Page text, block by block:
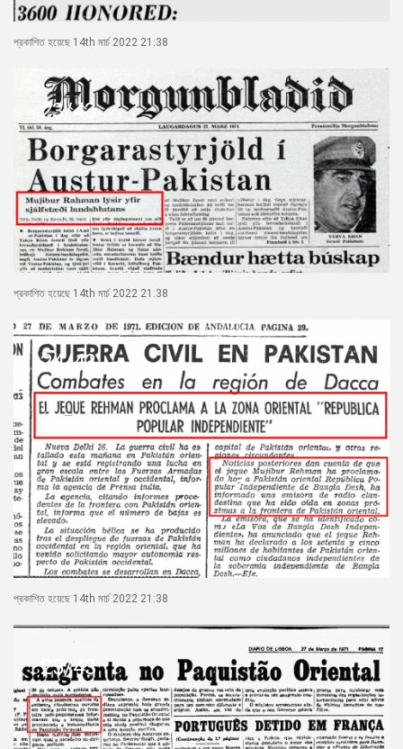
প্রকাশিত হয়েছে 14th মার্চ 2022 21:38
23/43
প্রকাশিত হয়েছে 14th মার্চ 2022 21:38
24/43
প্রকাশিত হয়েছে 14th মার্চ 2022 21:38
25/43